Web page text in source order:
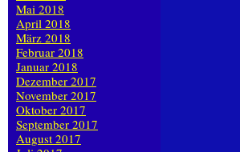
Mai 2018
April 2018
März 2018
Februar 2018
Januar 2018
Dezember 2017
November 2017
Oktober 2017
September 2017
August 2017